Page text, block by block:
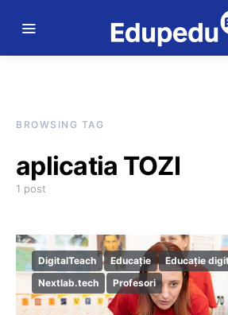
BROWSING TAG
aplicatia TOZI
1 post
DigitalTeach Educație
Educație
Nextlab.tech
Profesori